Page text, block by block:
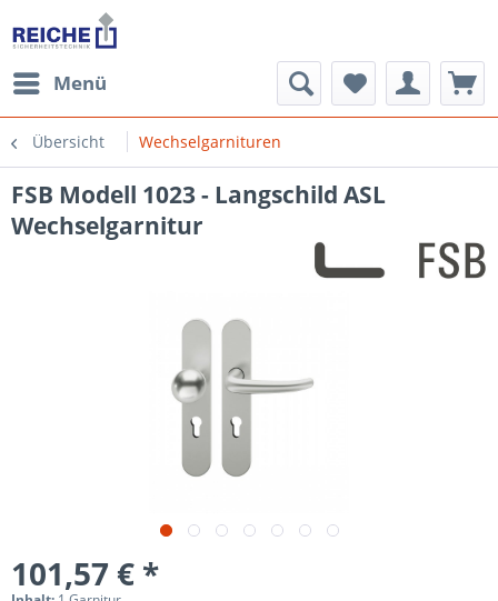
Menü
Übersicht Wechselgarnituren
FSB Modell 1023 - Langschild ASL
Wechselgarnitur
101,57 € *